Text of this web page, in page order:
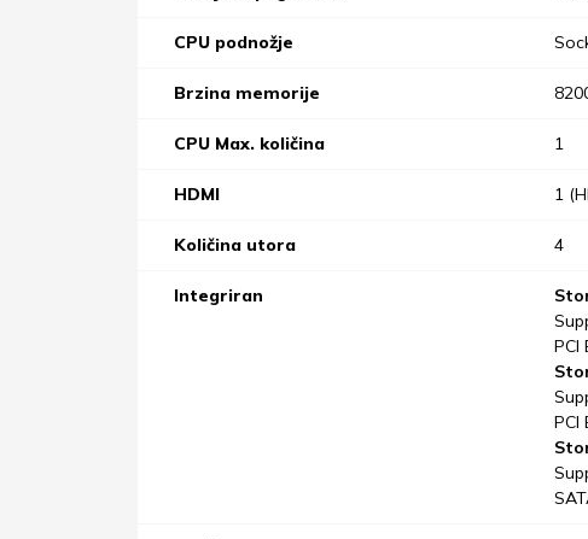
CPU podnožje
Brzina memorije
CPU Max. količina 1
HDMI 1
Količina utora 4
Integriran
PCI
PCI